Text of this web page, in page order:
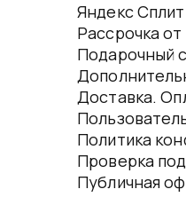
Яндекс Сплит
Рассрочка
Подарочный
Доставка.
Политика
Проверка
Публичная